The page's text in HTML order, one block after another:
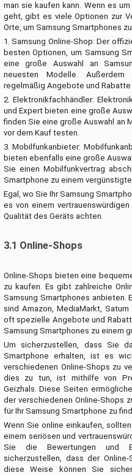
man sie kaufen kann. Wenn es
geht, gibt es viele Optionen zur
Orte, um Samsung Smartphones
1. Samsung Online-Shop: Der
besten Optionen, um Samsung
eine große Auswahl an
neuesten Modelle.
regelmäßig Angebote und Rabatte
2. Elektronikfachhändler:
und Expert bieten eine große
finden Sie eine große Auswahl an
vor dem Kauf testen.
3. Mobilfunkanbieter:
bieten ebenfalls eine große
Sie einen Mobilfunkvertrag
Smartphone zu einem
Egal, wo Sie Ihr Samsung
es von einem
Qualität des Geräts achten.
3.1 Online-Shops
Online-Shops bieten eine
zu kaufen. Es gibt zahlreiche
Samsung Smartphones anbieten.
sind Amazon, MediaMarkt,
oft spezielle Angebote und
Samsung Smartphones zu einem
Um sicherzustellen, dass Sie
Smartphone erhalten, ist es
verschiedenen Online-Shops zu
dies zu tun, ist mithilfe von
Geizhals. Diese Seiten
der verschiedenen Online-Shops
für Ihr Samsung Smartphone zu
Wenn Sie online einkaufen,
einem seriösen und
Sie die Bewertungen und
sicherzustellen, dass der
diese Weise können Sie